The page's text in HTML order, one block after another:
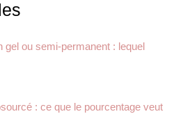
gel ou semi-permanent : lequel
: ce que le pourcentage veut